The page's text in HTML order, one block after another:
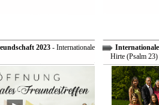
2023- Internationale
Hirte (Psalm 23)